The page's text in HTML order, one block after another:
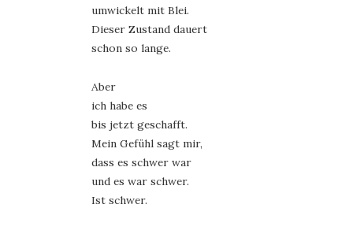
umwickelt mit Blei.
Dieser Zustand dauert
schon so lange.
Aber
ich habe es
bis jetzt geschafft.
Mein Gefühl sagt mir,
dass es schwer war
und es war schwer.
Ist schwer.